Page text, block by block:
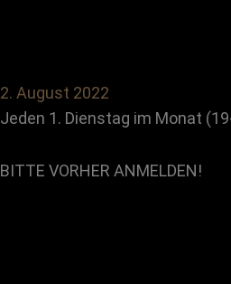
2. August 2022
Jeden 1. Dienstag im Monat
BITTE VORHER ANMELDEN!